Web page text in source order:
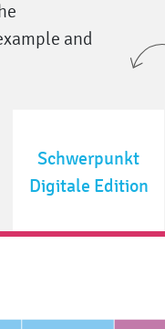
and
Schwerpunkt
Digitale Edition